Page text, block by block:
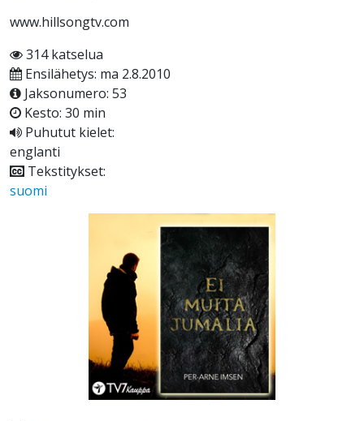
www.hillsongtv.com
314 katselua
Ensilähetys: ma 2.8.2010
Jaksonumero: 53
Kesto: 30 min
Puhutut kielet:
englanti
Tekstitykset:
suomi